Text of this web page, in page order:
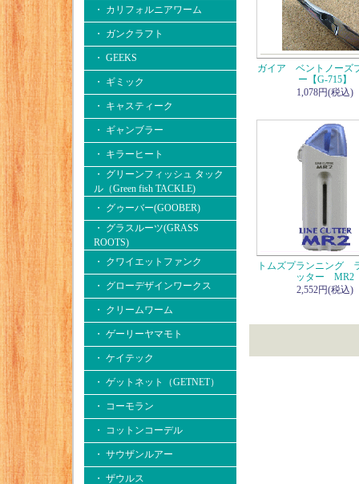
・ カリフォルニアワーム
・ ガンクラフト
・ GEEKS
・ ギミック
・ キャスティーク
・ ギャンブラー
・ キラーヒート
・ グリーンフィッシュ タック
ル（Green fish TACKLE)
・ グゥーバー(GOOBER)
・ グラスルーツ(GRASS
ROOTS)
・ クワイエットファンク
・ グローデザインワークス
・ クリームワーム
・ ゲーリーヤマモト
・ ケイテック
・ ゲットネット（GETNET）
・ コーモラン
・ コットンコーデル
・ サウザンルアー
・ ザウルス
ガイア ベントノーズ
ー【G-715】
1,078円(税込)
トムズプランニング
ッター MR2
2,552円(税込)